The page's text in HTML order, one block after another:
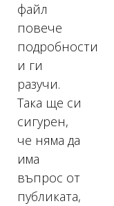
файл
повече
подробности
и ги
разучи.
Така ще си
сигурен,
че няма да
има
въпрос от
публиката,